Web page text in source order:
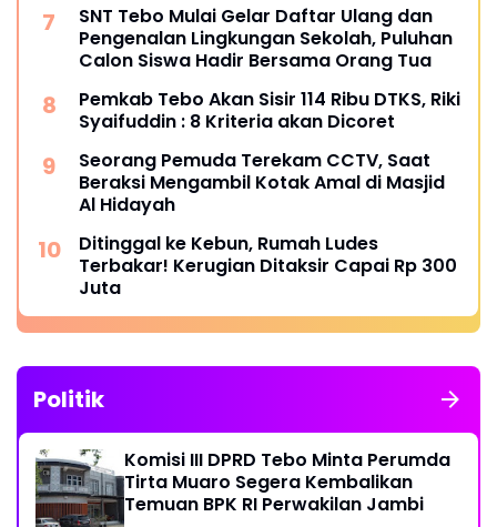
SNT Tebo Mulai Gelar Daftar Ulang dan
Pengenalan Lingkungan Sekolah, Puluhan
Calon Siswa Hadir Bersama Orang Tua
Pemkab Tebo Akan Sisir 114 Ribu DTKS, Riki
Syaifuddin : 8 Kriteria akan Dicoret
Seorang Pemuda Terekam CCTV, Saat
Beraksi Mengambil Kotak Amal di Masjid
Al Hidayah
Ditinggal ke Kebun, Rumah Ludes
Terbakar! Kerugian Ditaksir Capai Rp 300
Juta
Politik
Komisi III DPRD Tebo Minta Perumda
Tirta Muaro Segera Kembalikan
Temuan BPK RI Perwakilan Jambi